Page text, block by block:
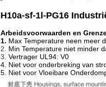
H10a-sf-1l-PG16
Arbeidsvoorwaarden en
1. Max Temperature neen meer
2. Min Temperature niet minder
3. Vertrager UL94: V0
4. Niet voor onderbreking van
5. Niet voor Vloeibare